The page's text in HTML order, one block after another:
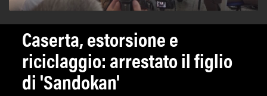
Caserta, estorsione e
riciclaggio: arrestato il figlio
di 'Sandokan'